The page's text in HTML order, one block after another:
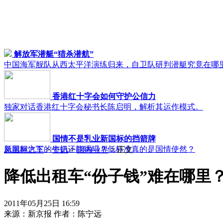
解放军潜艇“猎杀潜航”
中国海军舰队从西太平洋演练归来，自卫队研判潜艇究竟在哪
香港红十字会如何守护公信力
独家对话香港红十字会秘书长陈启明，解析其运作模式。
国情不是乳业新国标的挡箭牌
新国标之下的牛奶还能喝吗？低标准真的是国情使然？
凤凰网汽车>资讯>国内业界> 正文
降低出租车“份子钱”难在哪里
2011年05月25日 16:59
来源： 新京报 作者： 陈宁远